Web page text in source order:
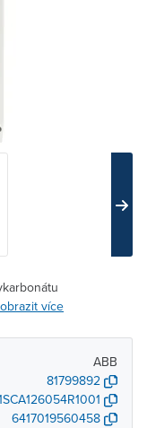
více
ABB
81799892
6417019560458